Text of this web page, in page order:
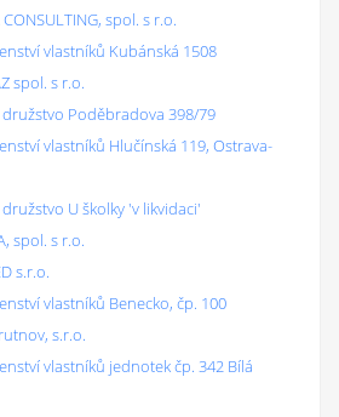
CONSULTING, spol. s r.o.
vlastníků Kubánská 1508
spol. s r.o.
družstvo Poděbradova 398/79
vlastníků Hlučínská 119, Ostrava-
U školky 'v likvidaci'
spol. s r.o.
s.r.o.
vlastníků Benecko, čp. 100
s.r.o.
vlastníků jednotek čp. 342 Bílá